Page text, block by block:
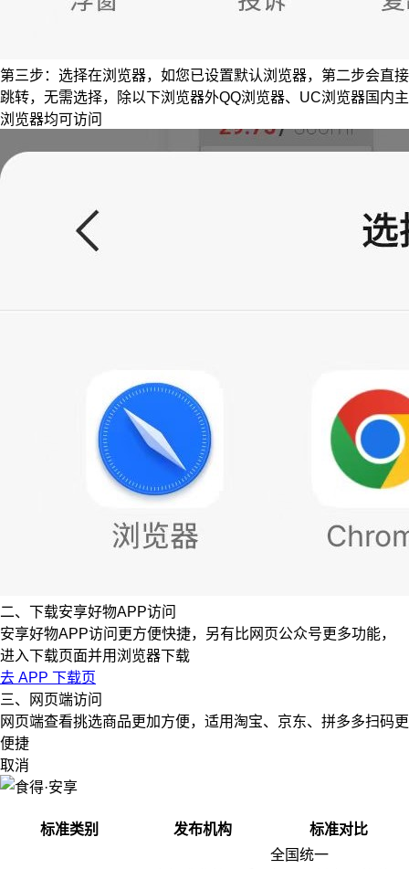
第三步：选择在浏览器，如您已设置默认浏览器，第二步会直接
跳转，无需选择，除以下浏览器外QQ浏览器、UC浏览器国内主
浏览器均可访问
二、下载安享好物APP访问
安享好物APP访问更方便快捷，另有比网页公众号更多功能，
进入下载页面并用浏览器下载
去 APP 下载页
三、网页端访问
网页端查看挑选商品更加方便，适用淘宝、京东、拼多多扫码更
便捷
取消
标准类别 发布机构 标准对比
全国统一